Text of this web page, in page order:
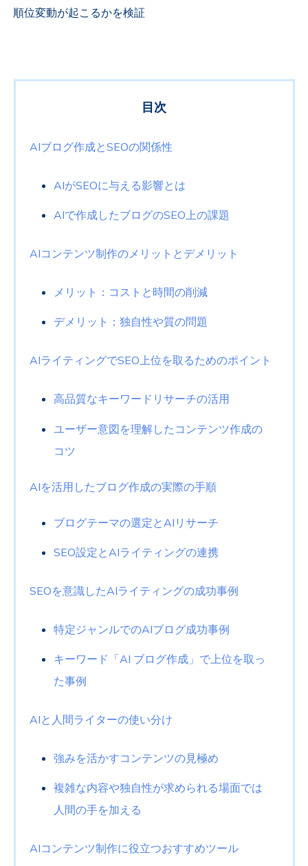
順位変動が起こるかを検証
目次
AIブログ作成とSEOの関係性
AIがSEOに与える影響とは
AIで作成したブログのSEO上の課題
AIコンテンツ制作のメリットとデメリット
メリット：コストと時間の削減
デメリット：独自性や質の問題
AIライティングでSEO上位を取るためのポイント
高品質なキーワードリサーチの活用
ユーザー意図を理解したコンテンツ作成の
コツ
AIを活用したブログ作成の実際の手順
ブログテーマの選定とAIリサーチ
SEO設定とAIライティングの連携
SEOを意識したAIライティングの成功事例
特定ジャンルでのAIブログ成功事例
キーワード「AI ブログ作成」で上位を取っ
た事例
AIと人間ライターの使い分け
強みを活かすコンテンツの見極め
複雑な内容や独自性が求められる場面では
人間の手を加える
AIコンテンツ制作に役立つおすすめツール